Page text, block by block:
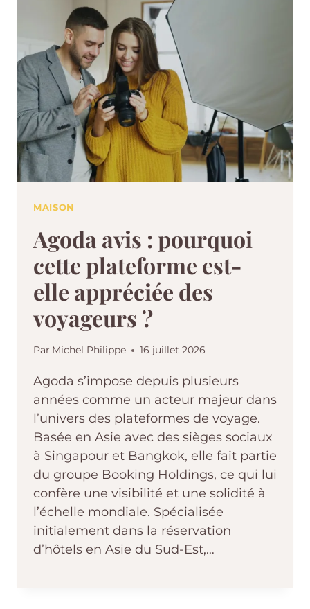
MAISON
Agoda avis : pourquoi
cette plateforme est-
elle appréciée des
voyageurs ?
Par Michel Philippe 16 juillet 2026
Agoda s’impose depuis plusieurs
années comme un acteur majeur dans
l’univers des plateformes de voyage.
Basée en Asie avec des sièges sociaux
à Singapour et Bangkok, elle fait partie
du groupe Booking Holdings, ce qui lui
confère une visibilité et une solidité à
l’échelle mondiale. Spécialisée
initialement dans la réservation
d’hôtels en Asie du Sud-Est,…